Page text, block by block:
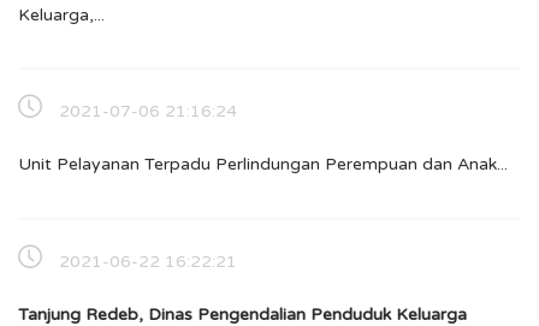
Keluarga,...
2021-07-06 21:16:24
Unit Pelayanan Terpadu Perlindungan Perempuan dan Anak...
2021-06-22 16:22:21
Tanjung Redeb, Dinas Pengendalian Penduduk Keluarga